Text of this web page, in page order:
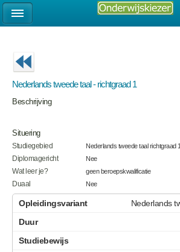
Nederlands tweede taal - richtgraad 1
Beschrijving
Situering
Studiegebied
Nederlands tweede taal richtgraad
Diplomagericht
Nee
Wat leer je?
geen beroepskwalificatie
Duaal
Nee
Nederlands